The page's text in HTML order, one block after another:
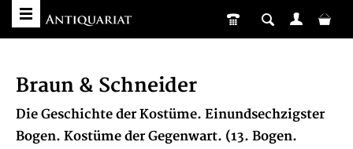
Braun & Schneider
Die Geschichte der Kostüme. Einundsechzigster
Bogen. Kostüme der Gegenwart. (13. Bogen.